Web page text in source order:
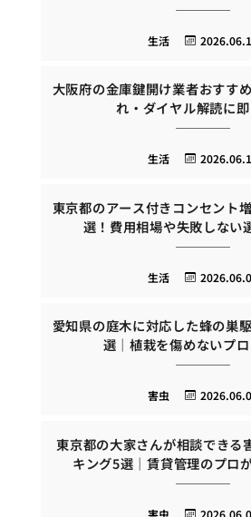
生活
大阪府の金庫鍵開け業者おすす
れ・ダイヤル解読に
生活
東京都のアース付きコンセント
選！費用相場や失敗しない
生活
愛知県の庭木に対応した蜂の巣
選｜植栽を傷めないプ
害虫
東京都の大家さんが相談できる
キング5選｜賃貸管理のプロ
害虫